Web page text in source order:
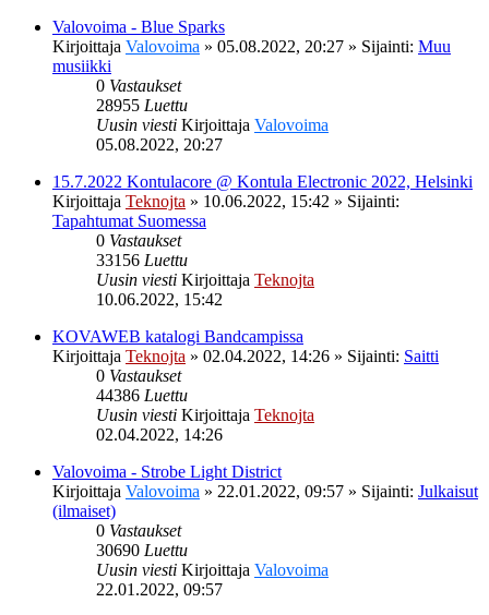
Valovoima - Blue Sparks
Kirjoittaja Valovoima » 05.08.2022, 20:27 » Sijainti: Muu
musiikki
0 Vastaukset
28955 Luettu
Uusin viesti Kirjoittaja Valovoima
05.08.2022, 20:27
15.7.2022 Kontulacore @ Kontula Electronic 2022, Helsinki
Kirjoittaja Teknojta » 10.06.2022, 15:42 » Sijainti:
Tapahtumat Suomessa
0 Vastaukset
33156 Luettu
Uusin viesti Kirjoittaja Teknojta
10.06.2022, 15:42
KOVAWEB katalogi Bandcampissa
Kirjoittaja Teknojta » 02.04.2022, 14:26 » Sijainti: Saitti
0 Vastaukset
44386 Luettu
Uusin viesti Kirjoittaja Teknojta
02.04.2022, 14:26
Valovoima - Strobe Light District
Kirjoittaja Valovoima » 22.01.2022, 09:57 » Sijainti: Julkaisut
(ilmaiset)
0 Vastaukset
30690 Luettu
Uusin viesti Kirjoittaja Valovoima
22.01.2022, 09:57